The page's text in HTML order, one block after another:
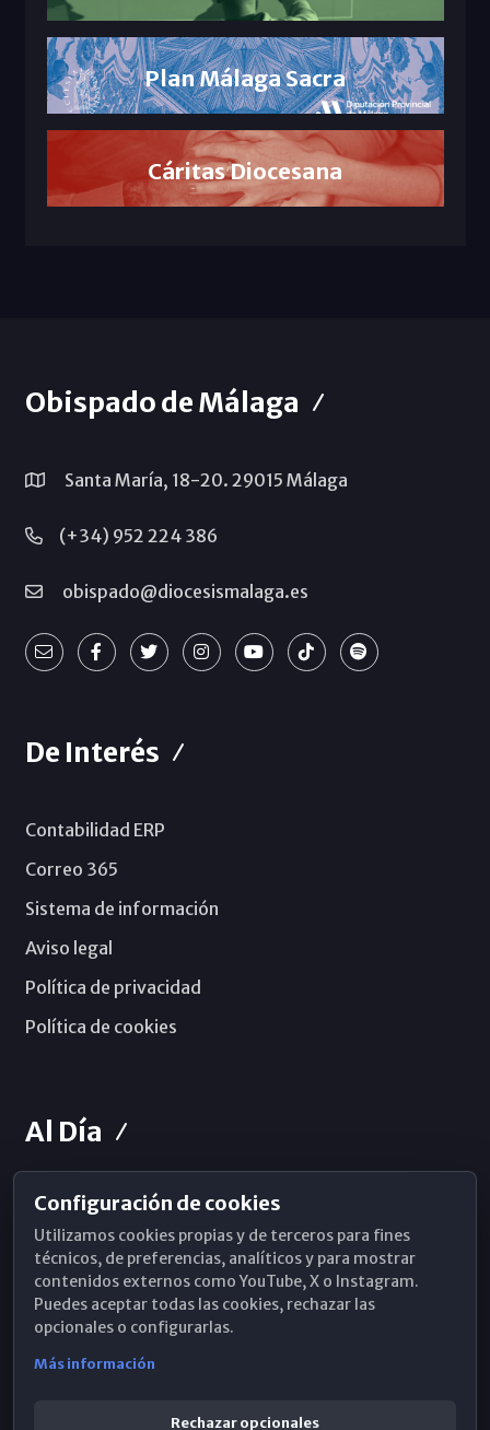
Plan Málaga Sacra
Cáritas Diocesana
Obispado de Málaga
Santa María, 18-20. 29015 Málaga
(+34) 952 224 386
obispado@diocesismalaga.es
De Interés
Contabilidad ERP
Correo 365
Sistema de información
Aviso legal
Política de privacidad
Política de cookies
Al Día
Horarios de Misa
Hemeroteca
WhatsApp
Configuración de cookies
Utilizamos cookies propias y de terceros para fines
técnicos, de preferencias, analíticos y para mostrar
contenidos externos como YouTube, X o Instagram.
Puedes aceptar todas las cookies, rechazar las
opcionales o configurarlas.
Más información
Rechazar opcionales